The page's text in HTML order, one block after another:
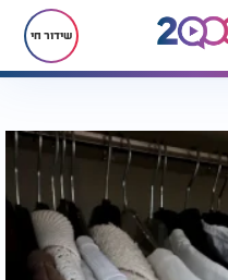
שידור חי